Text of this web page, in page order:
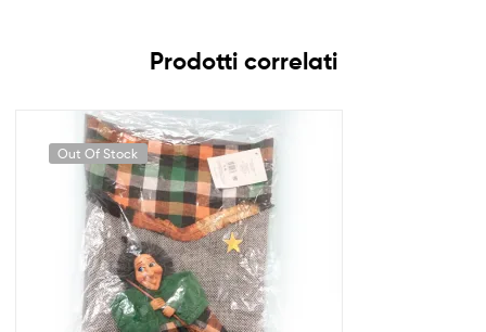
Prodotti correlati
Out Of Stock